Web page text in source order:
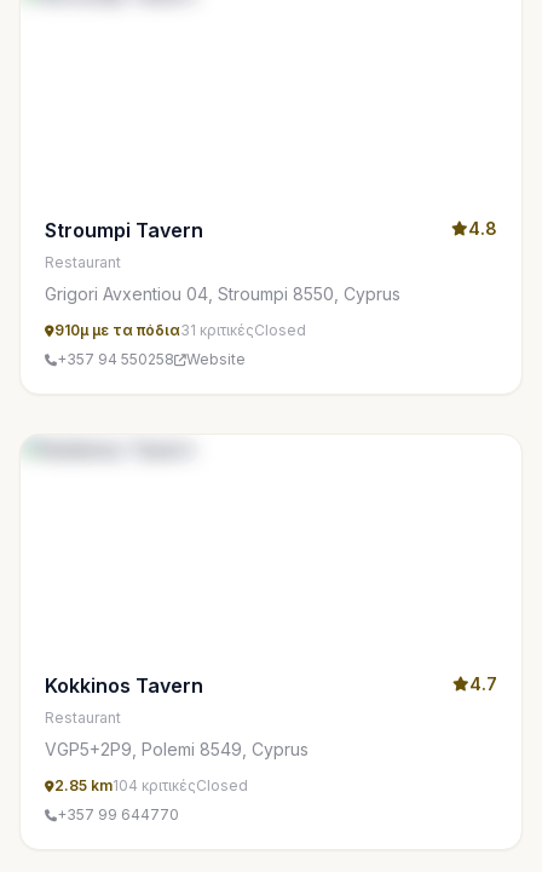
Stroumpi Tavern 4.8
Restaurant
Grigori Avxentiou 04, Stroumpi 8550, Cyprus
910μ με τα πόδια31 κριτικέςClosed
+357 94 550258
Website
Kokkinos Tavern 4.7
Restaurant
VGP5+2P9, Polemi 8549, Cyprus
2.85 km104 κριτικέςClosed
+357 99 644770